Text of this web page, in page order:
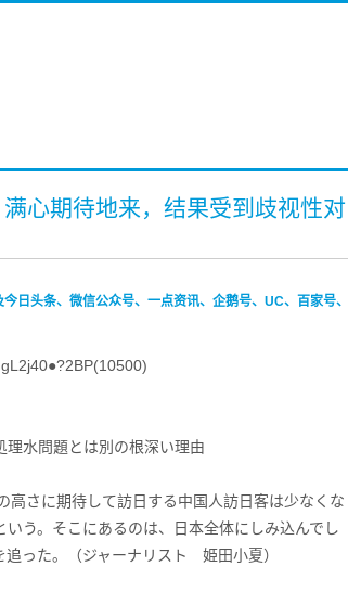
心期待地来，结果受到歧视性对
头条、微信公众号、一点资讯、企鹅号、UC、百家号、
理水問題とは別の根深い理由
さに期待して訪日する中国人訪日客は少なくな
う。そこにあるのは、日本全体にしみ込んでし
追った。（ジャーナリスト 姫田小夏）